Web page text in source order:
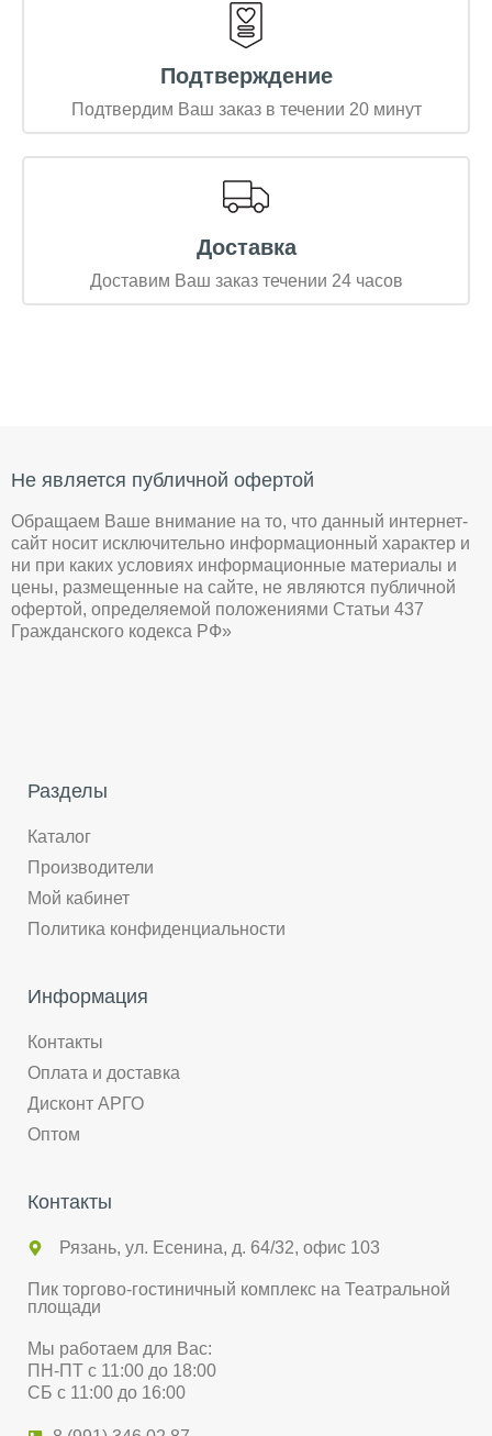
Подтверждение
Подтвердим Ваш заказ в течении 20 минут
Доставка
Доставим Ваш заказ течении 24 часов
Не является публичной офертой
Обращаем Ваше внимание на то, что данный интернет-
сайт носит исключительно информационный характер и
ни при каких условиях информационные материалы и
цены, размещенные на сайте, не являются публичной
офертой, определяемой положениями Статьи 437
Гражданского кодекса РФ»
Разделы
Каталог
Производители
Мой кабинет
Политика конфиденциальности
Информация
Контакты
Оплата и доставка
Дисконт АРГО
Оптом
Контакты
Рязань, ул. Есенина, д. 64/32, офис 103
Пик торгово-гостиничный комплекс на Театральной
площади
Мы работаем для Вас:
ПН-ПТ с 11:00 до 18:00
СБ с 11:00 до 16:00